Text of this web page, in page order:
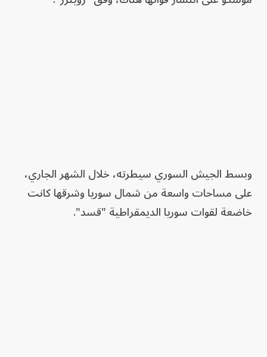
وبسط الجيش السوري سيطرته، خلال الشهر الجاري،
على مساحات واسعة من شمال سوريا وشرقها كانت
خاضعة لقوات سوريا الديمقراطية "قسد".